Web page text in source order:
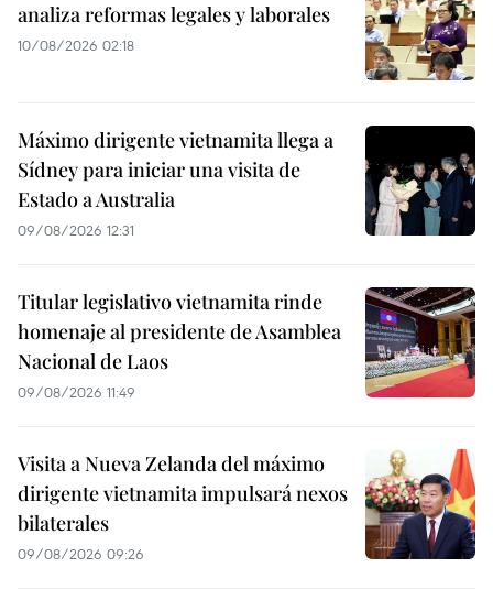
analiza reformas legales y laborales
10/08/2026 02:18
Máximo dirigente vietnamita llega a
Sídney para iniciar una visita de
Estado a Australia
09/08/2026 12:31
Titular legislativo vietnamita rinde
homenaje al presidente de Asamblea
Nacional de Laos
09/08/2026 11:49
Visita a Nueva Zelanda del máximo
dirigente vietnamita impulsará nexos
bilaterales
09/08/2026 09:26